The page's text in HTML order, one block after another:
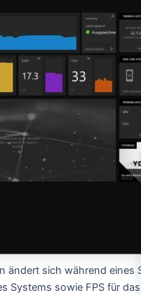
ändert sich während eines
Systems sowie FPS für